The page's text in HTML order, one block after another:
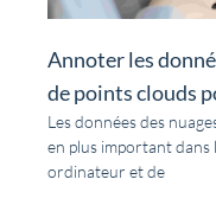
Annoter les
de points clouds
Les données des
en plus important dans
ordinateur et de